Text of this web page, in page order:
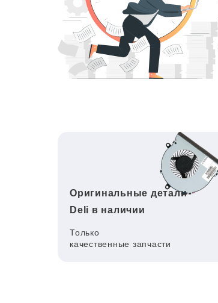
Оригинальные детали
Deli в наличии
Только
качественные запчасти